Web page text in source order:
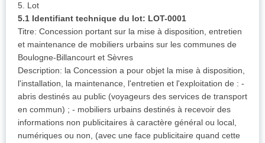
5. Lot
5.1 Identifiant technique du lot: LOT-0001
Titre: Concession portant sur la mise à disposition, entretien
et maintenance de mobiliers urbains sur les communes de
Boulogne-Billancourt et Sèvres
Description: la Concession a pour objet la mise à disposition,
l'installation, la maintenance, l'entretien et l'exploitation de : -
abris destinés au public (voyageurs des services de transport
en commun) ; - mobiliers urbains destinés à recevoir des
informations non publicitaires à caractère général ou local,
numériques ou non, (avec une face publicitaire quand cette